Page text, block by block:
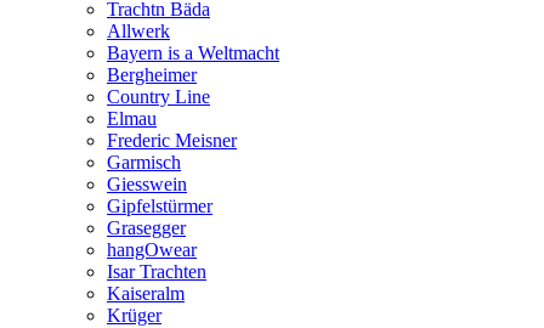
Trachtn Bäda
Allwerk
Bayern is a Weltmacht
Bergheimer
Country Line
Elmau
Frederic Meisner
Garmisch
Giesswein
Gipfelstürmer
Grasegger
hangOwear
Isar Trachten
Kaiseralm
Krüger